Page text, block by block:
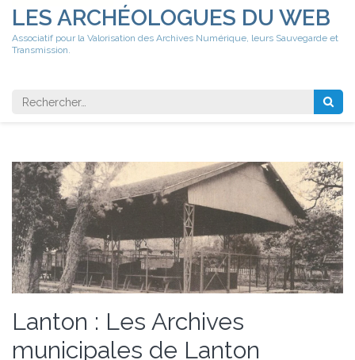
LES ARCHÉOLOGUES DU WEB
Associatif pour la Valorisation des Archives Numérique, leurs Sauvegarde et
Transmission.
Rechercher
Lanton : Les Archives
municipales de Lanton